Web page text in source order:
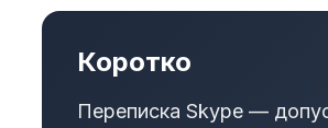
Коротко
Переписка Skype —